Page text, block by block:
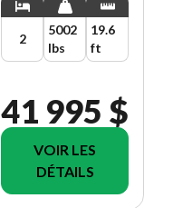
2
5002
lbs
19.6
ft
41 995 $
VOIR LES
DÉTAILS